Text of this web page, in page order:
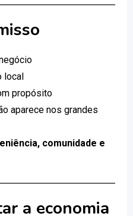
local
propósito
aparece nos grandes
comunidade e
a economia